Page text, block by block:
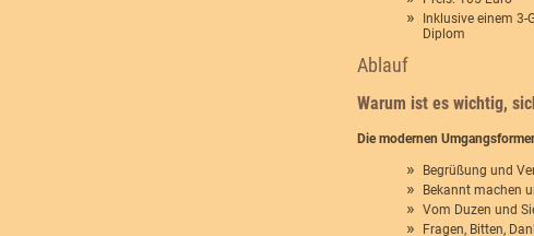
Inklusive einem 3-
Diplom
Ablauf
Warum ist es wichtig,
Die modernen
Begrüßung und
Bekannt machen
Vom Duzen und
Fragen, Bitten,